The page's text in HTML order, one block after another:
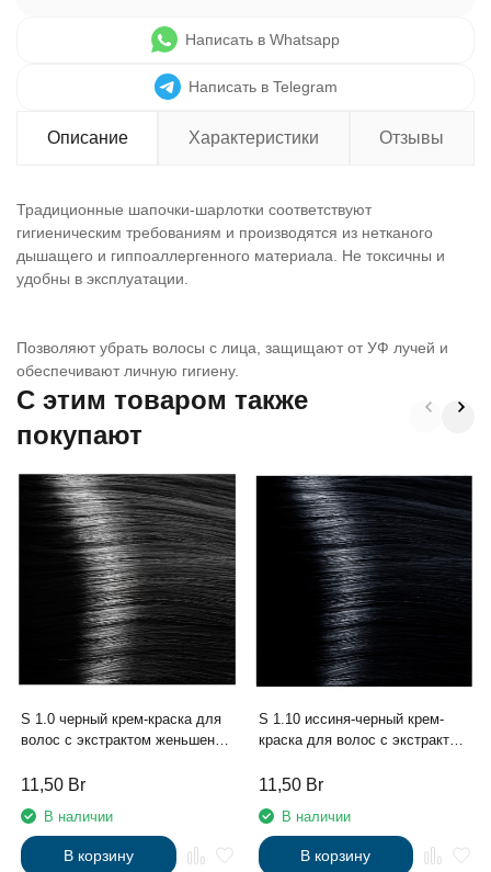
Написать в Whatsapp
Написать в Telegram
Описание Характеристики Отзывы
Традиционные шапочки-шарлотки соответствуют
гигиеническим требованиям и производятся из нетканого
дышащего и гиппоаллергенного материала. Не токсичны и
удобны в эксплуатации.
Позволяют убрать волосы с лица, защищают от УФ лучей и
обеспечивают личную гигиену.
C этим товаром также
покупают
S 1.0 черный крем-краска для
волос с экстрактом женьшеня
Studio Professional , 100 мл
11,50 Br
В наличии
В корзину
S 1.10 иссиня-черный крем-
краска для волос с экстрактом
протеинами линии Studio
11,50 Br
В наличии
В корзину